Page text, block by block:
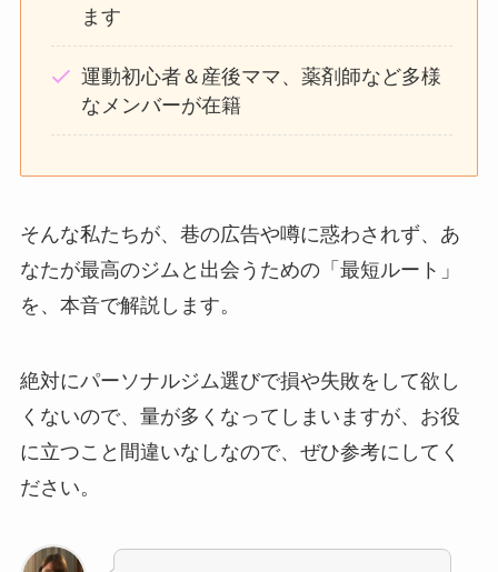
ます
運動初心者＆産後ママ、薬剤師など多様
なメンバーが在籍
そんな私たちが、巷の広告や噂に惑わされず、あ
なたが最高のジムと出会うための「最短ルート」
を、本音で解説します。
絶対にパーソナルジム選びで損や失敗をして欲し
くないので、量が多くなってしまいますが、お役
に立つこと間違いなしなので、ぜひ参考にしてく
ださい。